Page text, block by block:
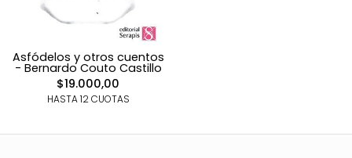
Asfódelos y otros cuentos
- Bernardo Couto Castillo
$19.000,00
HASTA 12 CUOTAS